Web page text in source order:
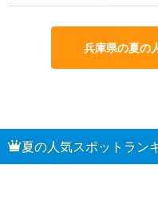
兵庫県の夏の
夏の人気スポットラン